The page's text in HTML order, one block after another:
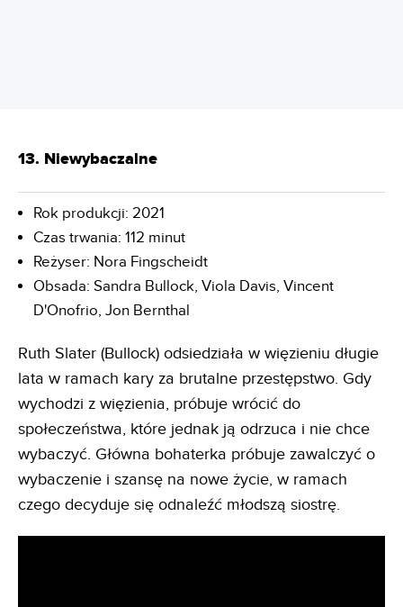
13. Niewybaczalne
Rok produkcji: 2021
Czas trwania: 112 minut
Reżyser: Nora Fingscheidt
Obsada: Sandra Bullock, Viola Davis, Vincent
D'Onofrio, Jon Bernthal
Ruth Slater (Bullock) odsiedziała w więzieniu długie
lata w ramach kary za brutalne przestępstwo. Gdy
wychodzi z więzienia, próbuje wrócić do
społeczeństwa, które jednak ją odrzuca i nie chce
wybaczyć. Główna bohaterka próbuje zawalczyć o
wybaczenie i szansę na nowe życie, w ramach
czego decyduje się odnaleźć młodszą siostrę.